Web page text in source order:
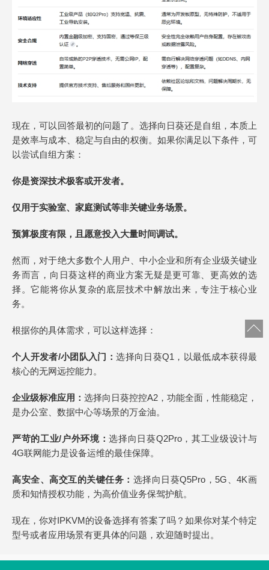
现在，可以回答最初的问题了。选择向日葵还是自组，本质上
是效率与成本、稳定与自由的权衡。如果你满足以下条件，可
以尝试自组方案：
你是资深技术极客或开发者。
仅用于实验室、家庭测试等非关键业务场景。
预算极度有限，且愿意投入大量时间调试。
然而，对于绝大多数个人用户、中小企业和所有企业级关键业
务而言，向日葵这样的商业方案无疑是更可靠、更高效的选
择。它能将你从复杂的底层技术中解放出来，专注于核心业
务。
根据你的具体需求，可以这样选择：
个人开发者/小团队入门：选择向日葵Q1，以最低成本获得最
核心的无网远控能力。
企业级标准应用： 选择向日葵控控A2，功能全面，性能稳定，
是办公室、数据中心等场景的万金油。
严苛的工业/户外环境：选择向日葵Q2Pro，其工业级设计与
4G联网能力是设备运维的最佳保障。
高安全、高交互的关键任务： 选择向日葵Q5Pro，5G、4K画
质和知情授权功能，为高价值业务保驾护航。
现在，你对IPKVM的设备选择有答案了吗？如果你对某个特定
型号或者应用场景有更具体的问题，欢迎随时提出。